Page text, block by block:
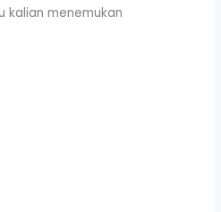
kalian menemukan